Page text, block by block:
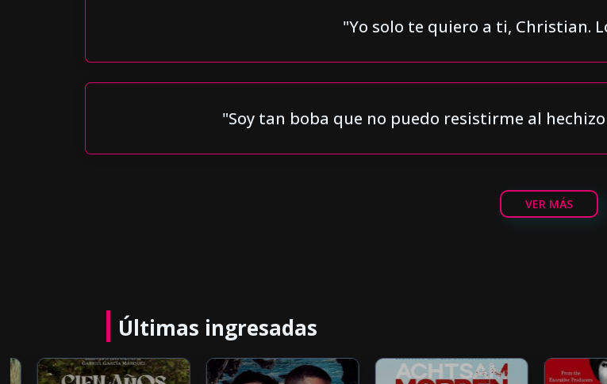
"Yo solo te quiero a ti, Christian.
"Soy tan boba que no puedo resistirme al
VER MÁS
Últimas ingresadas